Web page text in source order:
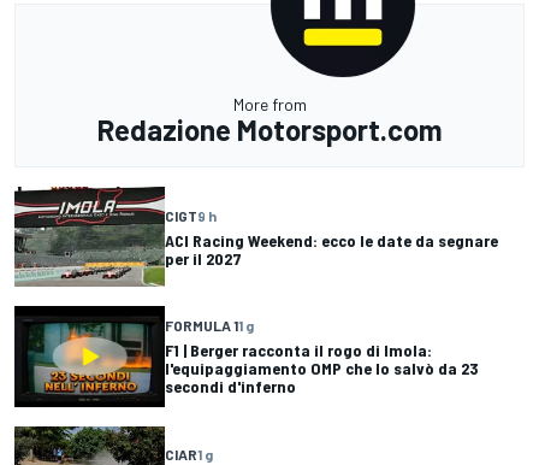
More from
Redazione Motorsport.com
CIGT9 h
ACI Racing Weekend: ecco le date da segnare
per il 2027
FORMULA 11 g
F1 | Berger racconta il rogo di Imola:
l'equipaggiamento OMP che lo salvò da 23
secondi d'inferno
CIAR1 g